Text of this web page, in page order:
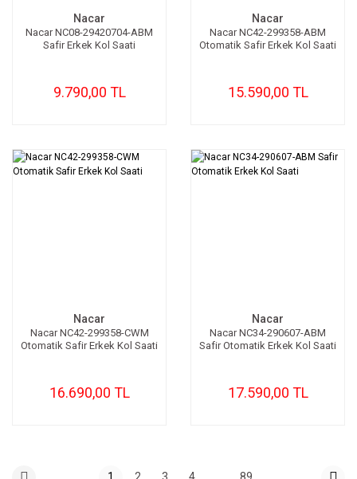
Nacar
Nacar NC08-29420704-ABM
Safir Erkek Kol Saati
9.790,00 TL
Nacar
Nacar NC42-299358-ABM
Otomatik Safir Erkek Kol Saati
15.590,00 TL
Nacar
Nacar NC42-299358-CWM
Otomatik Safir Erkek Kol Saati
16.690,00 TL
Nacar
Nacar NC34-290607-ABM
Safir Otomatik Erkek Kol Saati
17.590,00 TL